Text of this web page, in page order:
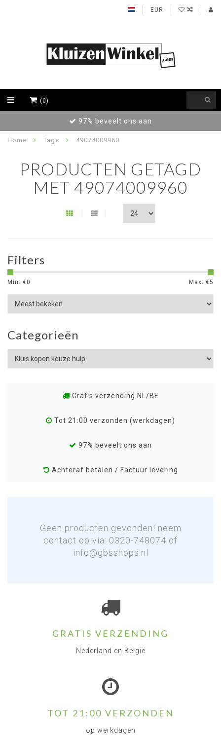
EUR
(0)
97% beveelt ons aan
Home Tags 49074009960
PRODUCTEN GETAGD
MET 49074009960
Filters
Min: €0 Max: €5
Categorieën
Gratis verzending NL/BE
Tot 21:00 verzonden (werkdagen)
97% beveelt ons aan
Achteraf betalen / Factuur levering
Geen producten gevonden! neem
contact op via: 0320-748074 of
info@gbsshops.nl
GRATIS VERZENDING
Nederland en België
TOT 21:00 VERZONDEN
op werkdagen